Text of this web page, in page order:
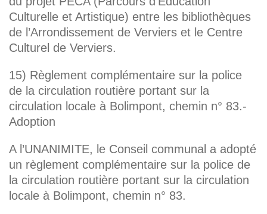
Culturelle et Artistique) entre les bibliothèques
de l’Arrondissement de Verviers et le Centre
Culturel de Verviers.
15) Règlement complémentaire sur la police
de la circulation routière portant sur la
circulation locale à Bolimpont, chemin n° 83.-
Adoption
A l’UNANIMITE, le Conseil communal a adopté
un règlement complémentaire sur la police de
la circulation routière portant sur la circulation
locale à Bolimpont, chemin n° 83.